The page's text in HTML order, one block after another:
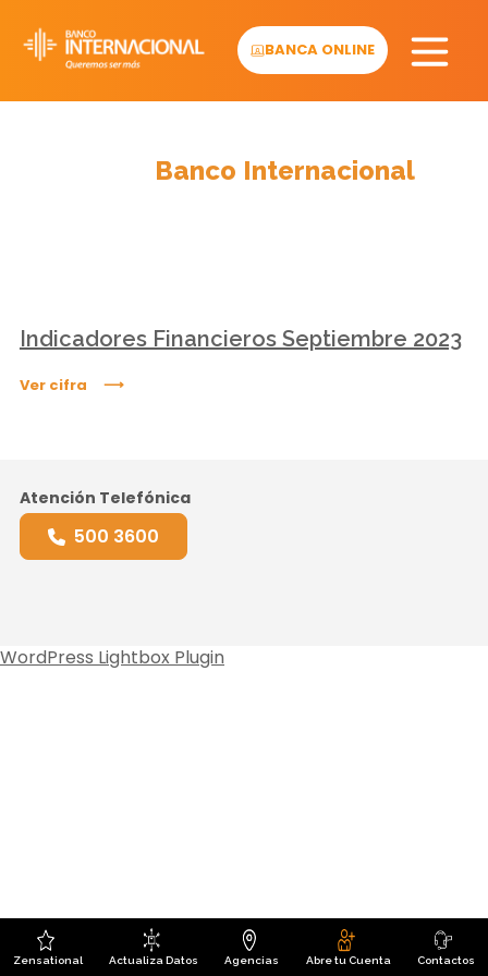
content
BANCA ONLINE
Banco Internacional
Indicadores Financieros Septiembre 2023
Ver cifra
Atención Telefónica
500 3600
Zensational Actualiza Datos Agencias Abre tu Cuenta Contactos
WordPress Lightbox Plugin